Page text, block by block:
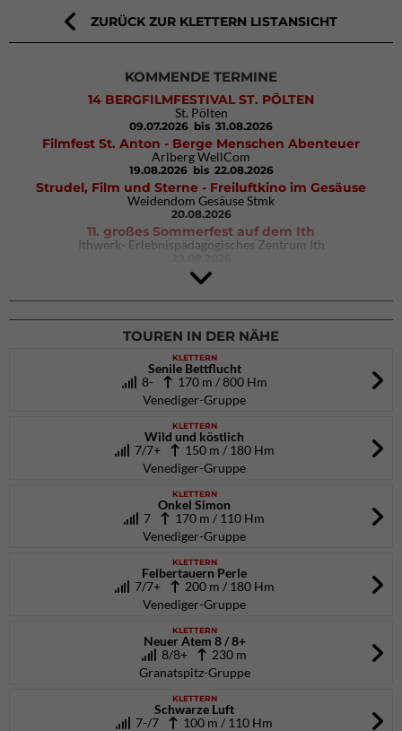
ZURÜCK ZUR KLETTERN LISTANSICHT
KOMMENDE TERMINE
14 BERGFILMFESTIVAL ST. PÖLTEN
St. Pölten
09.07.2026 bis 31.08.2026
Filmfest St. Anton - Berge Menschen Abenteuer
Arlberg WellCom
19.08.2026 bis 22.08.2026
Strudel, Film und Sterne - Freiluftkino im Gesäuse
Weidendom Gesäuse Stmk
20.08.2026
11. großes Sommerfest auf dem Ith
Ithwerk- Erlebnispädagogisches Zentrum Ith
4Blocs KIDS 2026
DAV Kletter- & Boulderzentrum München Süd (Thalkirchen)
26.09.2026
TOUREN IN DER NÄHE
KLETTERN
Senile Bettflucht
8- 170 m / 800 Hm
Venediger-Gruppe
KLETTERN
Wild und köstlich
7/7+ 150 m / 180 Hm
Venediger-Gruppe
KLETTERN
Onkel Simon
7
170 m / 110 Hm
Venediger-Gruppe
KLETTERN
Felbertauern Perle
7/7+ 200 m / 180 Hm
Venediger-Gruppe
KLETTERN
Neuer Atem 8 / 8+
8/8+
230 m
Granatspitz-Gruppe
KLETTERN
Schwarze Luft
7-/7
100 m / 110 Hm